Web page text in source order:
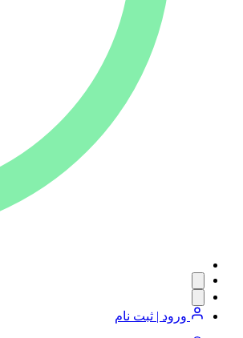
ورود | ثبت نام